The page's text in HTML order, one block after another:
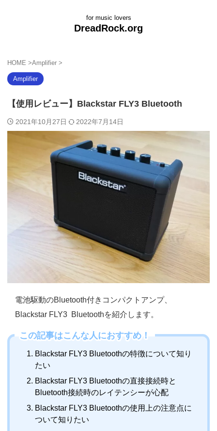
for music lovers
DreadRock.org
HOME >Amplifier >
Amplifier
【使用レビュー】Blackstar FLY3 Bluetooth
2021年10月27日 2022年7月14日
電池駆動のBluetooth付きコンパクトアンプ、
Blackstar FLY3 Bluetoothを紹介します。
この記事はこんな人におすすめ！
Blackstar FLY3 Bluetoothの特徴について知り
たい
Blackstar FLY3 Bluetoothの直接接続時と
Bluetooth接続時のレイテンシーが心配
Blackstar FLY3 Bluetoothの使用上の注意点に
ついて知りたい